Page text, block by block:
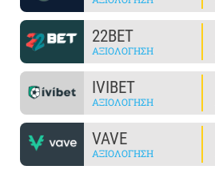
22BET
ΑΞΙΟΛΌΓΗΣΗ
IVIBET
ΑΞΙΟΛΌΓΗΣΗ
VAVE
ΑΞΙΟΛΌΓΗΣΗ